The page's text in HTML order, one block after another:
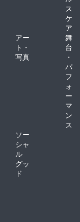
ス
ケ
ア
アー
ト・
写真
舞
台
・
パ
フ
ォ
ー
マ
ン
ス
ソー
シャ
ル
グッ
ド